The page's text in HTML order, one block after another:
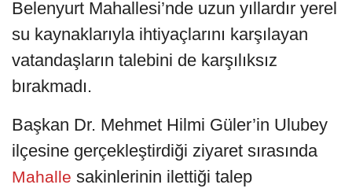
Belenyurt Mahallesi’nde uzun yıllardır yerel
su kaynaklarıyla ihtiyaçlarını karşılayan
vatandaşların talebini de karşılıksız
bırakmadı.
Başkan Dr. Mehmet Hilmi Güler’in Ulubey
ilçesine gerçekleştirdiği ziyaret sırasında
Mahalle sakinlerinin ilettiği talep